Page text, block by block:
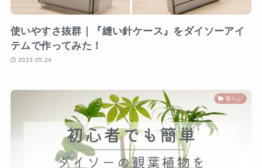
使いやすさ抜群｜『縫い針ケース』をダイソーアイ
テムで作ってみた！
2023.05.24
暮らし